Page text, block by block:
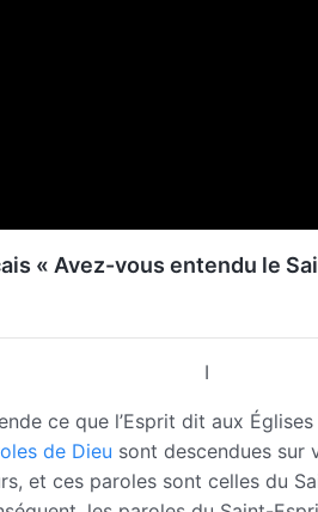
« Avez-vous entendu le
I
ce que l’Esprit dit aux
de Dieu sont descendues sur
et ces paroles sont celles du